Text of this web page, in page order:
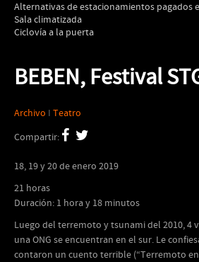
Alternativas de estacionamientos pagados
Sala climatizada
Ciclovía a la puerta
BEBEN, Festival
Archivo I Teatro
Compartir:
18, 19 y 20 de enero 2019
21 horas
Duración: 1 hora y 18 minutos
Luego del terremoto y tsunami del 2010, 4
una ONG se encuentran en el sur. Le
contaron un cuento terrible (“Terremoto